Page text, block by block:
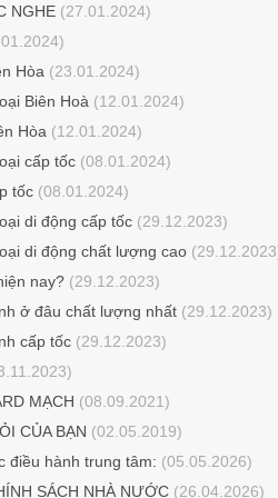
NGHE (27.01.2024)
Hòa (23.01.2024)
Biên Hoà (12.01.2024)
Hòa (12.01.2024)
cấp tốc (08.01.2024)
tốc (08.01.2024)
di động cấp tốc (29.12.2023)
di động chất lượng cao
nay? (29.12.2023)
ở đâu chất lượng nhất (29.12.2023)
cấp tốc (29.12.2023)
MẠCH (08.09.2021)
CỦA BẠN (02.05.2019)
điều hành trung tâm: (05.05.2026)
SÁCH NHÀ NƯỚC (26.04.2026)